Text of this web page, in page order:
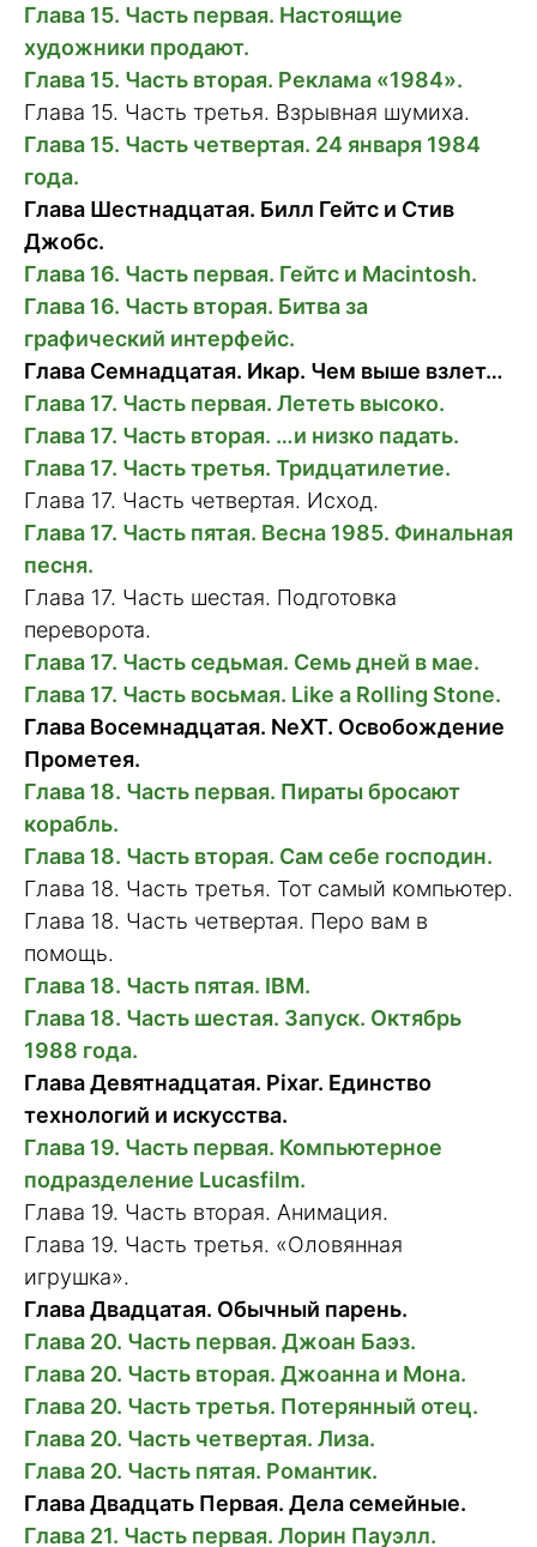
Глава 15. Часть первая. Настоящие
художники продают.
Глава 15. Часть вторая. Реклама «1984».
Глава 15. Часть третья. Взрывная шумиха.
Глава 15. Часть четвертая. 24 января 1984
года.
Глава Шестнадцатая. Билл Гейтс и Стив
Джобс.
Глава 16. Часть первая. Гейтс и Macintosh.
Глава 16. Часть вторая. Битва за
графический интерфейс.
Глава Семнадцатая. Икар. Чем выше взлет…
Глава 17. Часть первая. Лететь высоко.
Глава 17. Часть вторая. …и низко падать.
Глава 17. Часть третья. Тридцатилетие.
Глава 17. Часть четвертая. Исход.
Глава 17. Часть пятая. Весна 1985. Финальная
песня.
Глава 17. Часть шестая. Подготовка
переворота.
Глава 17. Часть седьмая. Семь дней в мае.
Глава 17. Часть восьмая. Like a Rolling Stone.
Глава Восемнадцатая. NeXT. Освобождение
Прометея.
Глава 18. Часть первая. Пираты бросают
корабль.
Глава 18. Часть вторая. Сам себе господин.
Глава 18. Часть третья. Тот самый компьютер.
Глава 18. Часть четвертая. Перо вам в
помощь.
Глава 18. Часть пятая. IBM.
Глава 18. Часть шестая. Запуск. Октябрь
1988 года.
Глава Девятнадцатая. Pixar. Единство
технологий и искусства.
Глава 19. Часть первая. Компьютерное
подразделение Lucasfilm.
Глава 19. Часть вторая. Анимация.
Глава 19. Часть третья. «Оловянная
игрушка».
Глава Двадцатая. Обычный парень.
Глава 20. Часть первая. Джоан Баэз.
Глава 20. Часть вторая. Джоанна и Мона.
Глава 20. Часть третья. Потерянный отец.
Глава 20. Часть четвертая. Лиза.
Глава 20. Часть пятая. Романтик.
Глава Двадцать Первая. Дела семейные.
Глава 21. Часть первая. Лорин Пауэлл.